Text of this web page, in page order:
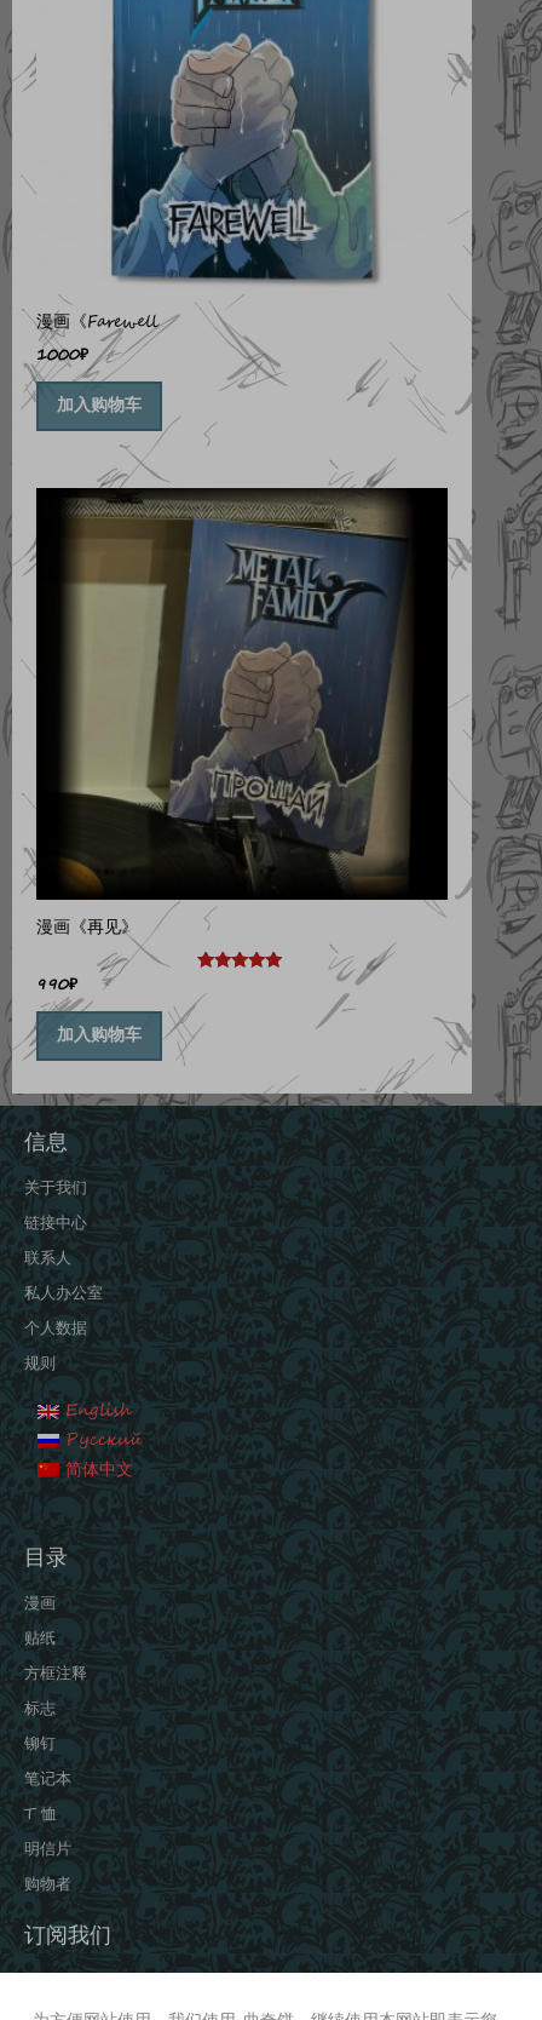
漫画《Farewell
1000₽
加入购物车
漫画《再见》
4.89
990₽
加入购物车
信息
关于我们
链接中心
联系人
私人办公室
个人数据
规则
English
Русский
简体中文
目录
漫画
贴纸
方框注释
标志
铆钉
笔记本
T 恤
明信片
购物者
订阅我们